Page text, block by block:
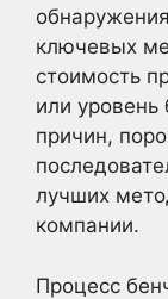
ключевых
стоимость
или уровень
причин,
лучших
компании.
Процесс